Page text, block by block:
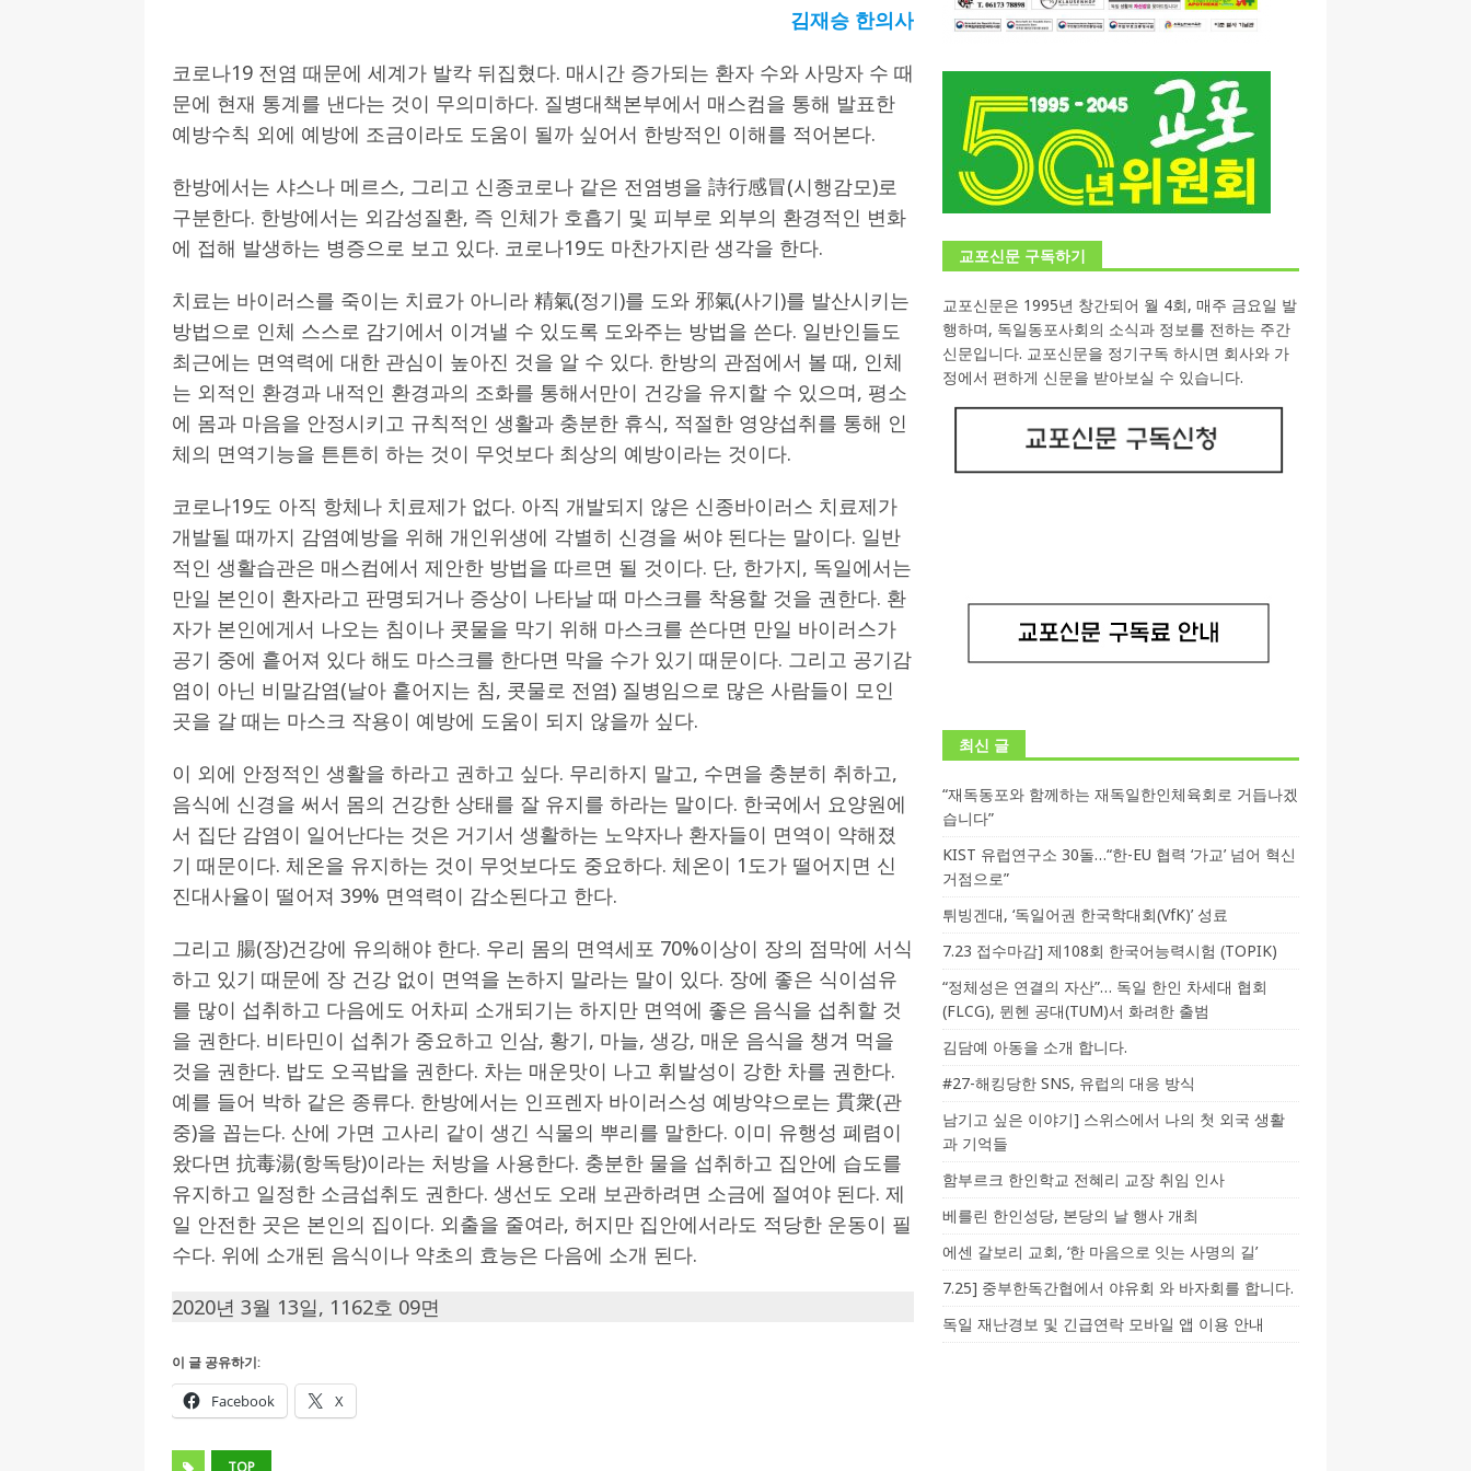
[ 2026-07-20 ] 7.23 접수마감] 제108회 한국어능력시험 (TOPIK)
게시판 / 행사 / 알림
[ 2026-07-20 ] “정체성은 연결의 자산”… 독일 한인 차세대 협회(FLCG), 뮌헨 공대(TUM)서 화려한 출범
한
인소식
[ 2026-07-20 ] 김담예 아동을 소개 합니다.
사랑의 손길
[ 2022-03-20 ] 사진의 주인을 찾습니다. 게시판 / 행사 / 알림
김재승 한의사
코로나19 전염 때문에 세계가 발칵 뒤집혔다. 매시간 증가되는 환자 수와 사망자 수 때
문에 현재 통계를 낸다는 것이 무의미하다. 질병대책본부에서 매스컴을 통해 발표한
예방수칙 외에 예방에 조금이라도 도움이 될까 싶어서 한방적인 이해를 적어본다.
한방에서는 샤스나 메르스, 그리고 신종코로나 같은 전염병을 詩行感冒(시행감모)로
구분한다. 한방에서는 외감성질환, 즉 인체가 호흡기 및 피부로 외부의 환경적인 변화
에 접해 발생하는 병증으로 보고 있다. 코로나19도 마찬가지란 생각을 한다.
치료는 바이러스를 죽이는 치료가 아니라 精氣(정기)를 도와 邪氣(사기)를 발산시키는
방법으로 인체 스스로 감기에서 이겨낼 수 있도록 도와주는 방법을 쓴다. 일반인들도
최근에는 면역력에 대한 관심이 높아진 것을 알 수 있다. 한방의 관점에서 볼 때, 인체
는 외적인 환경과 내적인 환경과의 조화를 통해서만이 건강을 유지할 수 있으며, 평소
에 몸과 마음을 안정시키고 규칙적인 생활과 충분한 휴식, 적절한 영양섭취를 통해 인
체의 면역기능을 튼튼히 하는 것이 무엇보다 최상의 예방이라는 것이다.
코로나19도 아직 항체나 치료제가 없다. 아직 개발되지 않은 신종바이러스 치료제가
개발될 때까지 감염예방을 위해 개인위생에 각별히 신경을 써야 된다는 말이다. 일반
적인 생활습관은 매스컴에서 제안한 방법을 따르면 될 것이다. 단, 한가지, 독일에서는
만일 본인이 환자라고 판명되거나 증상이 나타날 때 마스크를 착용할 것을 권한다. 환
자가 본인에게서 나오는 침이나 콧물을 막기 위해 마스크를 쓴다면 만일 바이러스가
공기 중에 흩어져 있다 해도 마스크를 한다면 막을 수가 있기 때문이다. 그리고 공기감
염이 아닌 비말감염(날아 흩어지는 침, 콧물로 전염) 질병임으로 많은 사람들이 모인
곳을 갈 때는 마스크 작용이 예방에 도움이 되지 않을까 싶다.
이 외에 안정적인 생활을 하라고 권하고 싶다. 무리하지 말고, 수면을 충분히 취하고,
음식에 신경을 써서 몸의 건강한 상태를 잘 유지를 하라는 말이다. 한국에서 요양원에
서 집단 감염이 일어난다는 것은 거기서 생활하는 노약자나 환자들이 면역이 약해졌
기 때문이다. 체온을 유지하는 것이 무엇보다도 중요하다. 체온이 1도가 떨어지면 신
진대사율이 떨어져 39% 면역력이 감소된다고 한다.
그리고 腸(장)건강에 유의해야 한다. 우리 몸의 면역세포 70%이상이 장의 점막에 서식
하고 있기 때문에 장 건강 없이 면역을 논하지 말라는 말이 있다. 장에 좋은 식이섬유
를 많이 섭취하고 다음에도 어차피 소개되기는 하지만 면역에 좋은 음식을 섭취할 것
을 권한다. 비타민이 섭취가 중요하고 인삼, 황기, 마늘, 생강, 매운 음식을 챙겨 먹을
것을 권한다. 밥도 오곡밥을 권한다. 차는 매운맛이 나고 휘발성이 강한 차를 권한다.
예를 들어 박하 같은 종류다. 한방에서는 인프렌자 바이러스성 예방약으로는 貫衆(관
중)을 꼽는다. 산에 가면 고사리 같이 생긴 식물의 뿌리를 말한다. 이미 유행성 폐렴이
왔다면 抗毒湯(항독탕)이라는 처방을 사용한다. 충분한 물을 섭취하고 집안에 습도를
유지하고 일정한 소금섭취도 권한다. 생선도 오래 보관하려면 소금에 절여야 된다. 제
일 안전한 곳은 본인의 집이다. 외출을 줄여라, 허지만 집안에서라도 적당한 운동이 필
수다. 위에 소개된 음식이나 약초의 효능은 다음에 소개 된다.
2020년 3월 13일, 1162호 09면
이 글 공유하기:
Facebook X
TOP
교포신문 구독하기
교포신문은 1995년 창간되어 월 4회, 매주 금요일 발
행하며, 독일동포사회의 소식과 정보를 전하는 주간
신문입니다. 교포신문을 정기구독 하시면 회사와 가
정에서 편하게 신문을 받아보실 수 있습니다.
최신 글
“재독동포와 함께하는 재독일한인체육회로 거듭나겠
습니다”
KIST 유럽연구소 30돌…“한-EU 협력 ‘가교’ 넘어 혁신
거점으로”
튀빙겐대, ‘독일어권 한국학대회(VfK)’ 성료
7.23 접수마감] 제108회 한국어능력시험 (TOPIK)
“정체성은 연결의 자산”… 독일 한인 차세대 협회
(FLCG), 뮌헨 공대(TUM)서 화려한 출범
김담예 아동을 소개 합니다.
#27-해킹당한 SNS, 유럽의 대응 방식
남기고 싶은 이야기] 스위스에서 나의 첫 외국 생활
과 기억들
함부르크 한인학교 전혜리 교장 취임 인사
베를린 한인성당, 본당의 날 행사 개최
에센 갈보리 교회, ‘한 마음으로 잇는 사명의 길’
7.25] 중부한독간협에서 야유회 와 바자회를 합니다.
독일 재난경보 및 긴급연락 모바일 앱 이용 안내